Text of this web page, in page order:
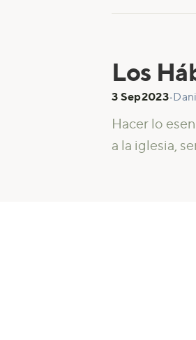
Los
3 Sep2023•
Hacer lo
a la iglesia,